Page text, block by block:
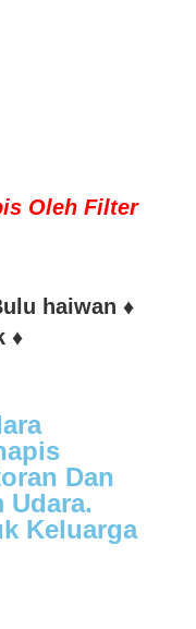
Oleh Filter
haiwan ♦
♦
Dan
Udara.
Keluarga